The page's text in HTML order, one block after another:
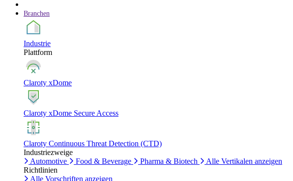
Branchen
Industrie
Plattform
Claroty xDome
Claroty xDome Secure Access
Claroty Continuous Threat Detection (CTD)
Industriezweige
Automotive
Food & Beverage Pharma & Biotech
Alle Vertikalen anzeigen
Richtlinien
Alle Vorschriften anzeigen